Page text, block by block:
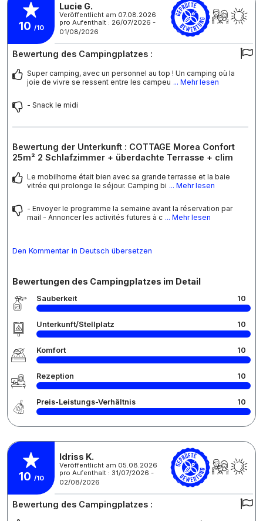
10 /10
Lucie G.
Veröffentlicht am 07.08.2026
pro Aufenthalt : 26/07/2026 -
01/08/2026
Bewertung des Campingplatzes :
Super camping, avec un personnel au top ! Un camping où la
joie de vivre se ressent entre les campeu ... Mehr lesen
- Snack le midi
Bewertung der Unterkunft : COTTAGE Morea Confort
25m² 2 Schlafzimmer + überdachte Terrasse + clim
Le mobilhome était bien avec sa grande terrasse et la baie
vitrée qui prolonge le séjour. Camping bi ... Mehr lesen
- Envoyer le programme la semaine avant la réservation par
mail - Annoncer les activités futures à c ... Mehr lesen
Den Kommentar in Deutsch übersetzen
Bewertungen des Campingplatzes im Detail
Sauberkeit 10
Unterkunft/Stellplatz 10
Komfort 10
Rezeption 10
Preis-Leistungs-Verhältnis 10
10 /10
Idriss K.
Veröffentlicht am 05.08.2026
pro Aufenthalt : 31/07/2026 -
02/08/2026
Bewertung des Campingplatzes :